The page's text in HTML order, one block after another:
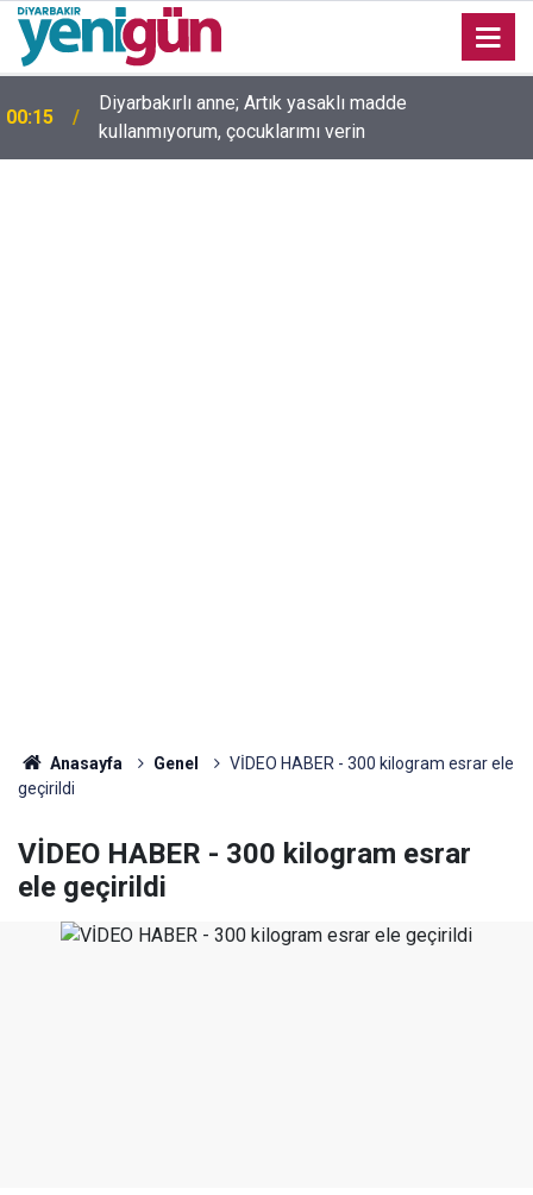
00:15
Diyarbakırlı anne; Artık yasaklı madde
kullanmıyorum, çocuklarımı verin
00:05
Mesut Çokur yazdı; Gelecek Yolda mı Kaldı?
Anasayfa Genel
VİDEO HABER - 300 kilogram esrar ele
geçirildi
VİDEO HABER - 300 kilogram esrar
ele geçirildi